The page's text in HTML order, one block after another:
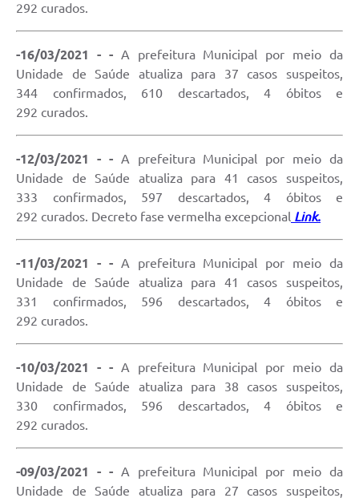
292 curados.
-16/03/2021 - - A prefeitura Municipal por meio da
Unidade de Saúde atualiza para 37 casos suspeitos,
344 confirmados, 610 descartados, 4 óbitos e
292 curados.
-12/03/2021 - - A prefeitura Municipal por meio da
Unidade de Saúde atualiza para 41 casos suspeitos,
333 confirmados, 597 descartados, 4 óbitos e
292 curados. Decreto fase vermelha excepcional Link.
-11/03/2021 - - A prefeitura Municipal por meio da
Unidade de Saúde atualiza para 41 casos suspeitos,
331 confirmados, 596 descartados, 4 óbitos e
292 curados.
-10/03/2021 - - A prefeitura Municipal por meio da
Unidade de Saúde atualiza para 38 casos suspeitos,
330 confirmados, 596 descartados, 4 óbitos e
292 curados.
-09/03/2021 - - A prefeitura Municipal por meio da
Unidade de Saúde atualiza para 27 casos suspeitos,